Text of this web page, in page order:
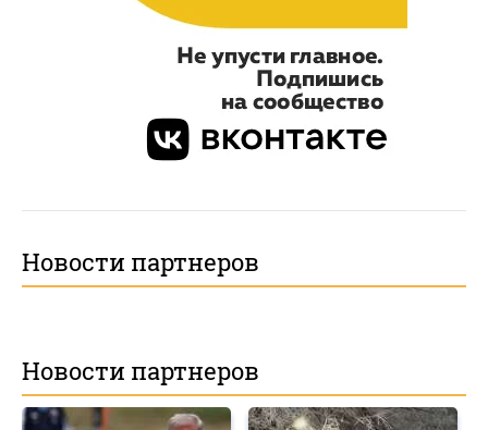
Новости партнеров
Новости партнеров